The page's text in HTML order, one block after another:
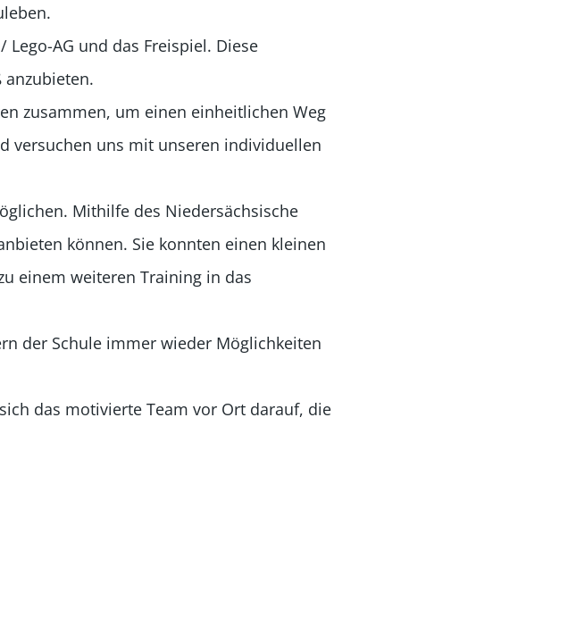
AG und das Freispiel. Diese
anzubieten.
zusammen, um einen einheitlichen Weg
versuchen uns mit unseren individuellen
Mithilfe des Niedersächsische
können. Sie konnten einen kleinen
einem weiteren Training in das
der Schule immer wieder Möglichkeiten
das motivierte Team vor Ort darauf, die